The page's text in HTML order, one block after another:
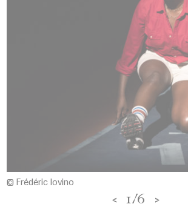
© Frédéric Iovino
< 1/6 >